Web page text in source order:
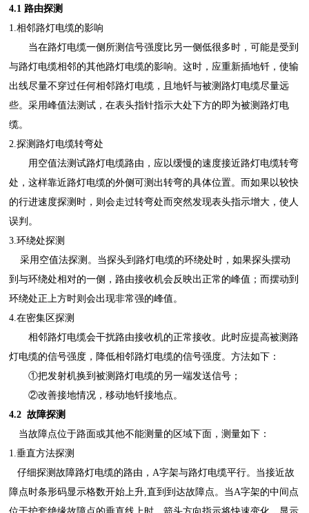
4.1 路由探测
1.相邻路灯电缆的影响
当在路灯电缆一侧所测信号强度比另一侧低很多时，可能是受到
与路灯电缆相邻的其他路灯电缆的影响。这时，应重新插地钎，使输
出线尽量不穿过任何相邻路灯电缆，且地钎与被测路灯电缆尽量远
些。采用峰值法测试，在表头指针指示大处下方的即为被测路灯电
缆。
2.探测路灯电缆转弯处
用空值法测试路灯电缆路由，应以缓慢的速度接近路灯电缆转弯
处，这样靠近路灯电缆的外侧可测出转弯的具体位置。而如果以较快
的行进速度探测时，则会走过转弯处而突然发现表头指示增大，使人
误判。
3.环绕处探测
采用空值法探测。当探头到路灯电缆的环绕处时，如果探头摆动
到与环绕处相对的一侧，路由接收机会反映出正常的峰值；而摆动到
环绕处正上方时则会出现非常强的峰值。
4.在密集区探测
相邻路灯电缆会干扰路由接收机的正常接收。此时应提高被测路
灯电缆的信号强度，降低相邻路灯电缆的信号强度。方法如下：
①把发射机换到被测路灯电缆的另一端发送信号；
②改善接地情况，移动地钎接地点。
4.2 故障探测
当故障点位于路面或其他不能测量的区域下面，测量如下：
1.垂直方法探测
仔细探测故障路灯电缆的路由， A字架与路灯电缆平行。当接近故
障点时条形码显示格数开始上升,直到到达故障点。当A字架的中间点